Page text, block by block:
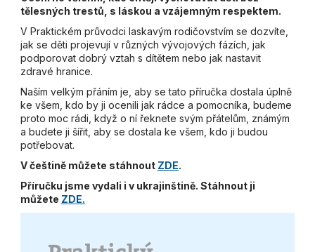
tělesných trestů, s láskou a vzájemným respektem.
V Praktickém průvodci laskavým rodičovstvím se dozvíte,
jak se děti projevují v různých vývojových fázích, jak
podporovat dobrý vztah s dítětem nebo jak nastavit
zdravé hranice.
Naším velkým přáním je, aby se tato příručka dostala úplně
ke všem, kdo by ji ocenili jak rádce a pomocníka, budeme
proto moc rádi, když o ní řeknete svým přátelům, známým
a budete ji šířit, aby se dostala ke všem, kdo ji budou
potřebovat.
V češtině můžete stáhnout ZDE.
Příručku jsme vydali i v ukrajinštině. Stáhnout ji
můžete ZDE.